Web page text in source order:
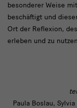
besonderer Weise
beschäftigt und
Ort der Reflexion,
erleben und zu
Paula Boslau,